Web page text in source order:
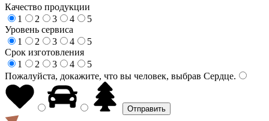
Качество продукции
1
2 3 4
5
Уровень сервиса
1
2 3 4
5
Срок изготовления
1
2 3 4
5
Пожалуйста, докажите, что вы человек, выбрав Сердце.